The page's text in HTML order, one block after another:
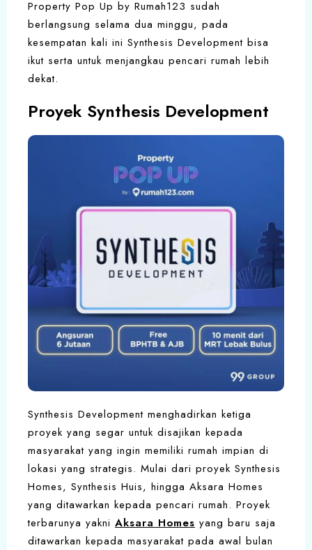
Property Pop Up by Rumah123 sudah
berlangsung selama dua minggu, pada
kesempatan kali ini Synthesis Development bisa
ikut serta untuk menjangkau pencari rumah lebih
dekat.
Proyek Synthesis Development
Synthesis Development menghadirkan ketiga
proyek yang segar untuk disajikan kepada
masyarakat yang ingin memiliki rumah impian di
lokasi yang strategis. Mulai dari proyek Synthesis
Homes, Synthesis Huis, hingga Aksara Homes
yang ditawarkan kepada pencari rumah. Proyek
terbarunya yakni Aksara Homes yang baru saja
ditawarkan kepada masyarakat pada awal bulan